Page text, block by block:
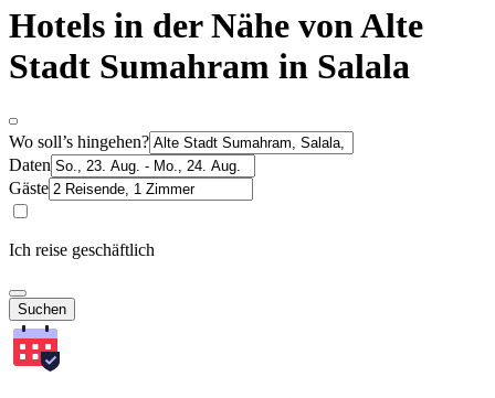
Hotels in der Nähe von Alte
Stadt Sumahram in Salala
Wo soll’s hingehen?
Daten
Gäste
Ich reise geschäftlich
Suchen